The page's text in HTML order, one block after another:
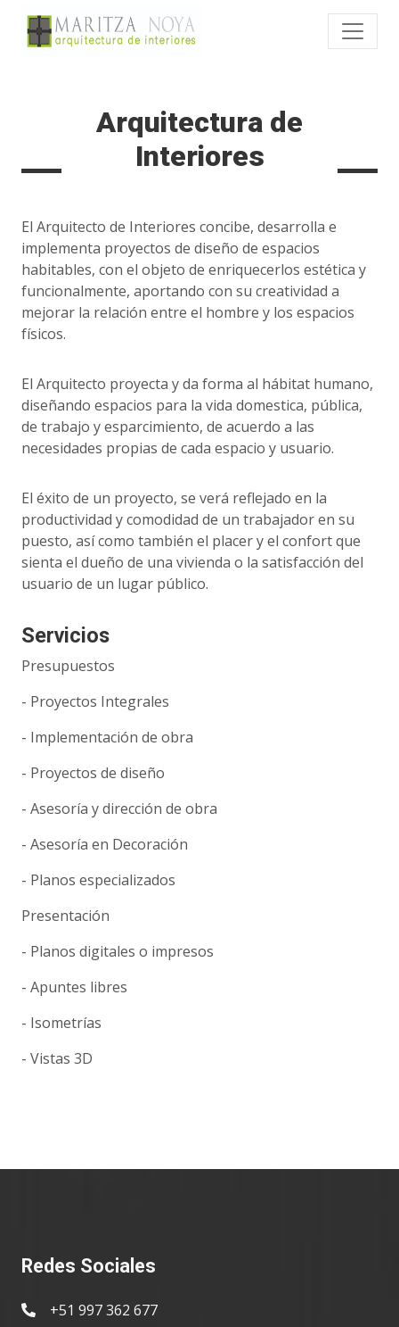
Arquitectura de
Interiores
El Arquitecto de Interiores concibe, desarrolla e
implementa proyectos de diseño de espacios
habitables, con el objeto de enriquecerlos estética y
funcionalmente, aportando con su creatividad a
mejorar la relación entre el hombre y los espacios
físicos.
El Arquitecto proyecta y da forma al hábitat humano,
diseñando espacios para la vida domestica, pública,
de trabajo y esparcimiento, de acuerdo a las
necesidades propias de cada espacio y usuario.
El éxito de un proyecto, se verá reflejado en la
productividad y comodidad de un trabajador en su
puesto, así como también el placer y el confort que
sienta el dueño de una vivienda o la satisfacción del
usuario de un lugar público.
Servicios
Presupuestos
- Proyectos Integrales
- Implementación de obra
- Proyectos de diseño
- Asesoría y dirección de obra
- Asesoría en Decoración
- Planos especializados
Presentación
- Planos digitales o impresos
- Apuntes libres
- Isometrías
- Vistas 3D
Redes Sociales
+51 997 362 677